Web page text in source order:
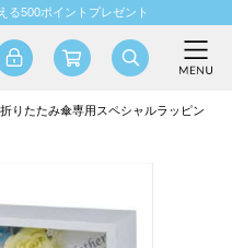
る500ポイントプレゼント
りたたみ傘専用スペシャルラッピン